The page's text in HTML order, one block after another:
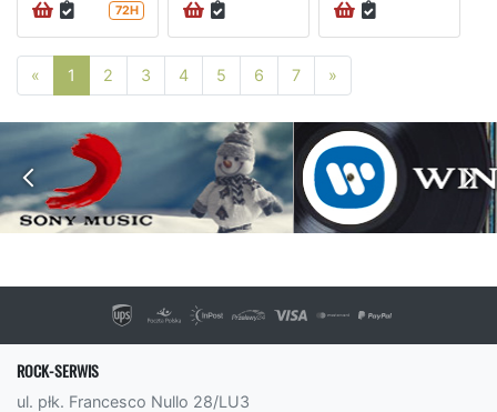
72H
« Poprzednia strona
1 2 3 4 5 6 7 »
ROCK-SERWIS
ul. płk. Francesco Nullo 28/LU3